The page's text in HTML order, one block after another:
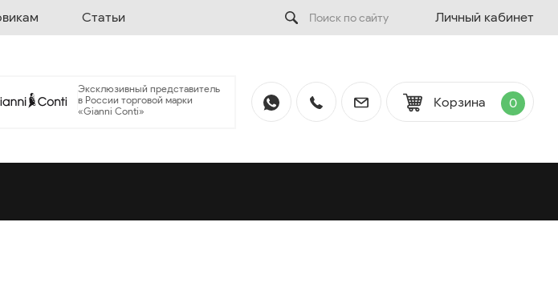
Статьи Личный кабинет
Эксклюзивный представитель
в России торговой марки
«Gianni Conti»
Корзина 0